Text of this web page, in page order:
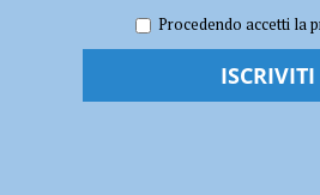
Petit Hotel a Rete 4: “Niente integrazione,
“Stanziati 86 mila euro, a cosa sono
I giovani migranti del
Procedendo accetti la